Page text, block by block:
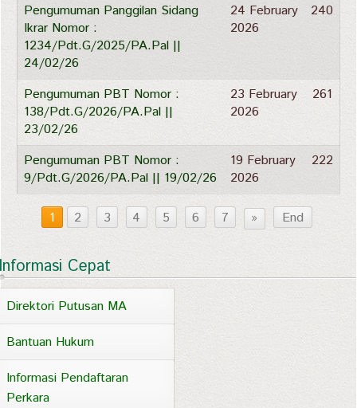
Pengumuman Panggilan Sidang
Ikrar Nomor :
1234/Pdt.G/2025/PA.Pal ||
24/02/26
24 February
2026
240
Pengumuman PBT Nomor :
138/Pdt.G/2026/PA.Pal ||
23/02/26
23 February
2026
261
Pengumuman PBT Nomor :
9/Pdt.G/2026/PA.Pal || 19/02/26
19 February
2026
222
1 2 3 4 5 6 7 » End
Cepat
Direktori Putusan MA
Bantuan Hukum
Informasi Pendaftaran
Perkara